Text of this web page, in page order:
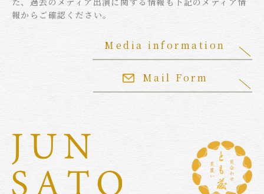
た、過去のメディア出演に関する情報も下記のメディア情
報からご確認ください。
Mail Form
Media information